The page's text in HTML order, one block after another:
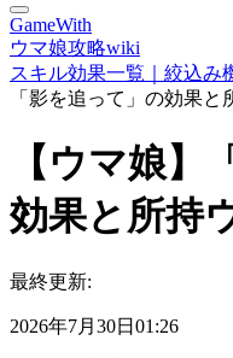
GameWith
ウマ娘攻略wiki
スキル効果一覧｜絞込み
「影を追って」の効果と
【ウマ娘】
効果と所持
最終更新:
2026年7月30日01:26